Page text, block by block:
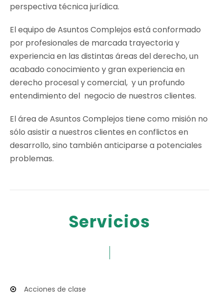
perspectiva técnica jurídica.
El equipo de Asuntos Complejos está conformado
por profesionales de marcada trayectoria y
experiencia en las distintas áreas del derecho, un
acabado conocimiento y gran experiencia en
derecho procesal y comercial, y un profundo
entendimiento del negocio de nuestros clientes.
El área de Asuntos Complejos tiene como misión no
sólo asistir a nuestros clientes en conflictos en
desarrollo, sino también anticiparse a potenciales
problemas.
Servicios
Acciones de clase